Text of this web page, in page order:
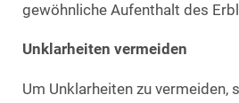
gewöhnliche Aufenthalt des
Unklarheiten vermeiden
Um Unklarheiten zu vermeiden,